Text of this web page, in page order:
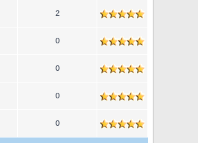
2
0
0
0
0